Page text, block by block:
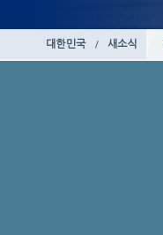
대한민국 / 새소식